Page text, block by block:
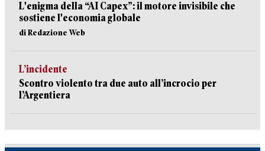
L'enigma della “AI Capex”: il motore invisibile che
sostiene l'economia globale
di Redazione Web
L’incidente
Scontro violento tra due auto all’incrocio per
l’Argentiera